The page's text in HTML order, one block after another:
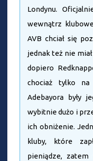
Londynu.
wewnątrz
AVB chciał się
jednak też nie
dopiero
chociaż tylko na
Adebayora były
wybitnie dużo i
ich obniżenie.
kluby, które
pieniądze,